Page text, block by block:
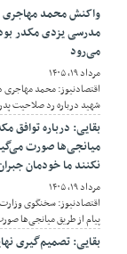
واکنش محمد مهاجری
مدرسی یزدی مکدر
می‌رود
مرداد ۱۹, ۱۴۰۵
اقتصادنیوز: محمد مهاجری
شهید درباره رد صلاحیت
بقایی: درباره توافق
میانجی‌ها صورت
نکنند ما خودمان
مرداد ۱۹, ۱۴۰۵
اقتصادنیوز: سخنگوی وزارت
پیام از طریق میانجی‌ها
بقایی: تصمیم‌گیری